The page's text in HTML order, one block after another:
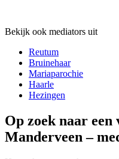
Bekijk ook mediators uit
Reutum
Bruinehaar
Mariaparochie
Haarle
Hezingen
Op zoek naar
Manderveen –